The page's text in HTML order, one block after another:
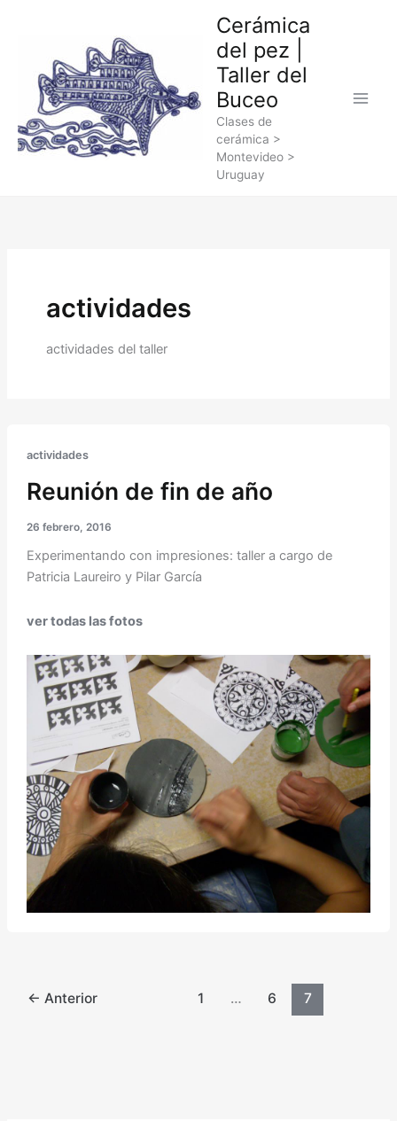
Cerámica
del pez |
Taller del
Buceo
Clases de
cerámica >
Montevideo >
Uruguay
actividades
actividades del taller
actividades
Reunión de fin de año
26 febrero, 2016
Experimentando con impresiones: taller a cargo de
Patricia Laureiro y Pilar García
ver todas las fotos
← Anterior 1 … 6 7